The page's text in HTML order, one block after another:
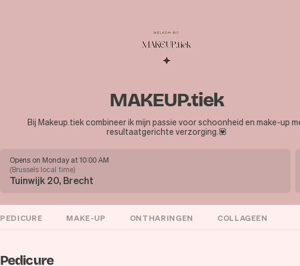
MAKEUP.tiek
Bij Makeup.tiek combineer ik mijn passie voor schoonheid en make-up
resultaatgerichte verzorging.💟
Opens on Monday at 10:00 AM
(Brussels local time)
Tuinwijk 20, Brecht
PEDICURE MAKE-UP ONTHARINGEN COLLAGEEN
Pedicure